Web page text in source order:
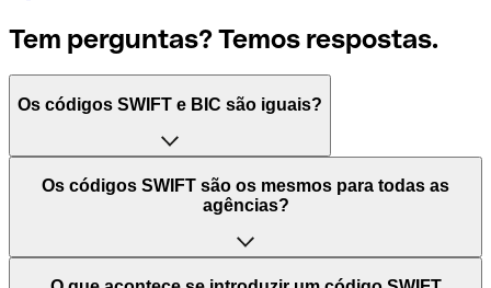
Tem perguntas? Temos respostas.
Os códigos SWIFT e BIC são iguais?
O acrónimo SWIFT significa "Society for Worldwide
Interbank Financial Telecommunication (Sociedade para
Mundiais)". Trata-se de uma rede mundial onde se
processam pagamentos entre países. Por outro lado, BIC
Os códigos SWIFT são os mesmos para todas as
agências?